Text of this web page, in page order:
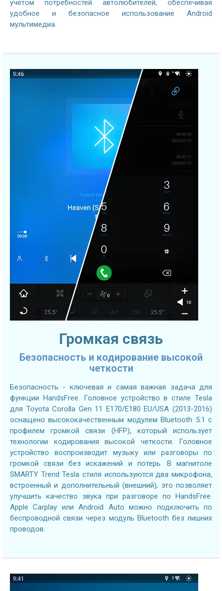
учетом потребностей автолюбителей, обеспечивая
удобное и безопасное использование Android
мультимедиа.
Громкая связь
Безопасность и кодирование высокой
четкости
Безопасность - ключевая и самая важная задача для
функции HandsFree. Головное устройство в стиле Tesla
для Toyota Corolla Gen 11 E170/E180 EU/USA (2013-2016)
оснащено высококачественным модулем Bluetooth 5.1 с
профилем громкой связи (HFP), который использует
технологии кодирования высокой четкости. Головное
устройство воспроизводит музыку или разговоры по
громкой связи без искажений и потерь. В магнитоле
SMARTY Trend Tesla стиля используются два микрофона,
встроенный и дополнительный (внешний), это позволяет
улучшить качество звука при разговоре по HandsFree.
Apple Carplay или Android Auto можно подключить по
беспроводной связи через модуль Bluetooth без лишних
проводов.